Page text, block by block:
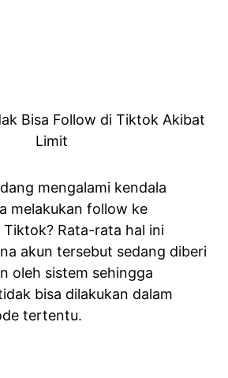
mengalami kendala
melakukan follow ke
Tiktok? Rata-rata hal ini
akun tersebut sedang diberi
oleh sistem sehingga
bisa dilakukan dalam
tertentu.